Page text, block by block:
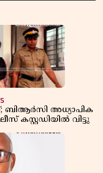
ബിആർസി അധ്യാപിക
കസ്റ്റഡിയിൽ വിട്ടു